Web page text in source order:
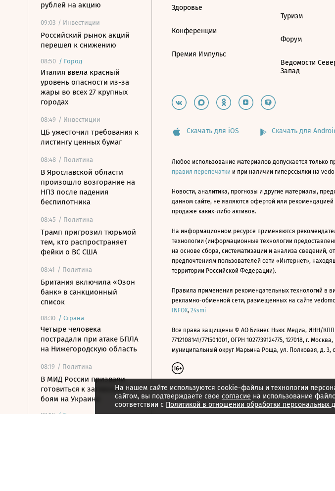
рублей на акцию
09:03 / Инвестиции
Российский рынок акций
перешел к снижению
08:50 / Город
Италия ввела красный
уровень опасности из-за
жары во всех 27 крупных
городах
08:49 / Инвестиции
ЦБ ужесточил требования к
листингу ценных бумаг
08:48 / Политика
В Ярославской области
произошло возгорание на
НПЗ после падения
беспилотника
08:45 / Политика
Трамп пригрозил тюрьмой
тем, кто распространяет
фейки о ВС США
08:41 / Политика
Британия включила «Озон
банк» в санкционный
список
08:30 / Страна
Четыре человека
пострадали при атаке БПЛА
на Нижегородскую область
08:19 / Политика
В МИД России призвали
готовиться к затяжным
боям на Украине
08:18 / Страна
На нашем сайте используются cookie-файлы и технологии
сайтом, вы подтверждаете свое согласие на использование
соответствии с Политикой в отношении обработки персональных
Здоровье
Конференции
Премия Импульс
Туризм
Форум
Ведомости
Запад
Скачать для iOS Скачать для
Любое использование материалов допускается только
правил перепечатки и при наличии гиперссылки на
Новости, аналитика, прогнозы и другие материалы,
данном сайте, не являются офертой или рекомендацией
продаже каких-либо активов.
На информационном ресурсе применяются
технологии (информационные технологии
на основе сбора, систематизации и анализа сведений,
предпочтениям пользователей сети «Интернет»,
территории Российской Федерации).
Правила применения рекомендательных технологий в
рекламно-обменной сети, размещенных на сайте
INFOX, 24smi
Все права защищены © АО Бизнес Ньюс Медиа, ИНН/КПП
7712108141/771501001, ОГРН 1027739124775, 127018, г. Москва,
муниципальный округ Марьина Роща, ул. Полковая, д. 3,